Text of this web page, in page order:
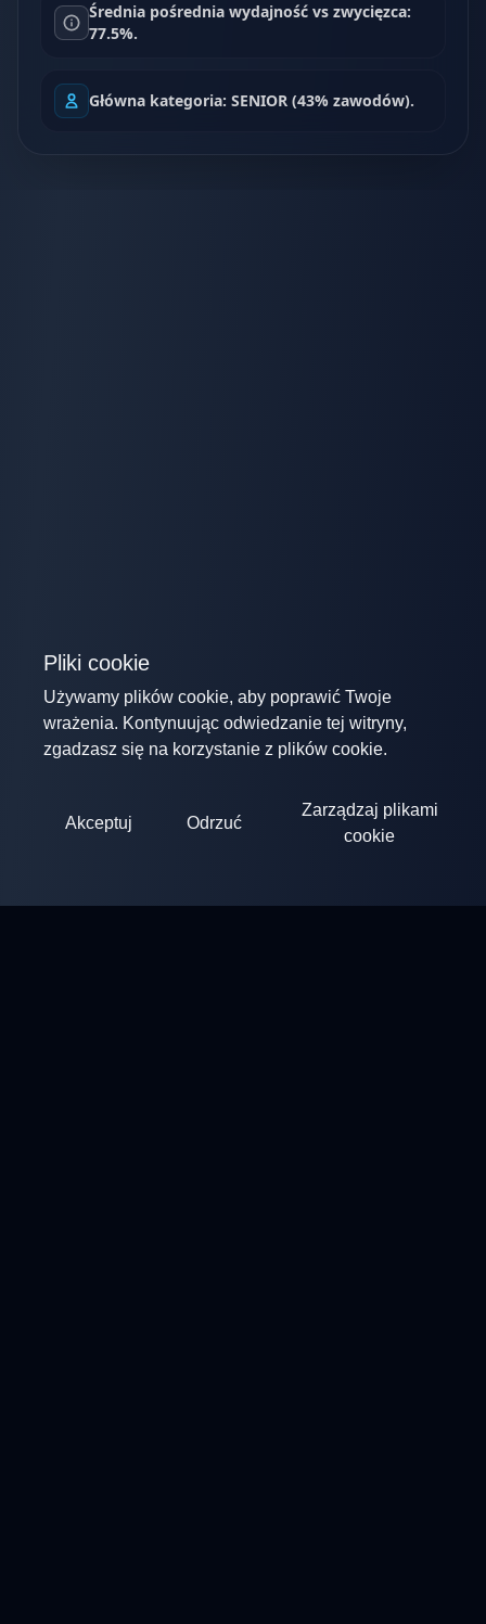
Średnia pośrednia wydajność vs zwycięzca:
77.5%.
Główna kategoria: SENIOR (43% zawodów).
Pliki cookie
Używamy plików cookie, aby poprawić Twoje
wrażenia. Kontynuując odwiedzanie tej witryny,
zgadzasz się na korzystanie z plików cookie.
Akceptuj Odrzuć
Zarządzaj plikami
cookie